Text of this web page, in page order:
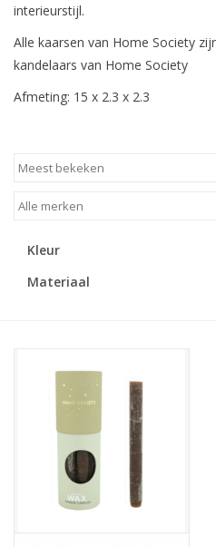
Blog
interieurstijl.
Alle kaarsen van Home Society
kandelaars van Home Society
Afmeting: 15 x 2.3 x 2.3
Kleur
Materiaal